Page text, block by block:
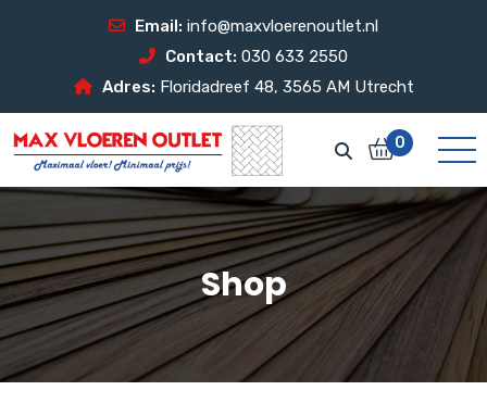
Email: info@maxvloerenoutlet.nl
Contact: 030 633 2550
Adres: Floridadreef 48, 3565 AM Utrecht
0
Shop